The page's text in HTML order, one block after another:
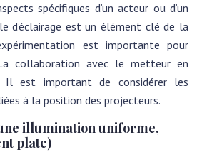
spécifiques d’un acteur ou d’un
d’éclairage est un élément clé de la
est importante pour
collaboration avec le metteur en
Il est important de considérer les
à la position des projecteurs.
illumination uniforme,
plate)